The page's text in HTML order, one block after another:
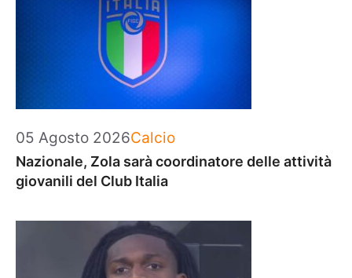
05 Agosto 2026Categorie
Calcio
Nazionale, Zola sarà coordinatore delle attività
giovanili del Club Italia